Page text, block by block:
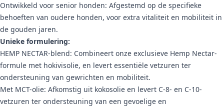
Ontwikkeld voor senior honden: Afgestemd op de specifieke
behoeften van oudere honden, voor extra vitaliteit en mobiliteit in
de gouden jaren.
Unieke formulering:
HEMP NECTAR-blend: Combineert onze exclusieve Hemp Nectar-
formule met hokivisolie, en levert essentiële vetzuren ter
ondersteuning van gewrichten en mobiliteit.
Met MCT-olie: Afkomstig uit kokosolie en levert C-8- en C-10-
vetzuren ter ondersteuning van een gevoelige en